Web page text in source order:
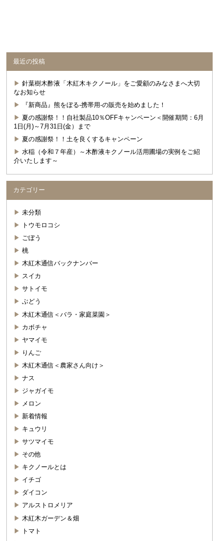
最近の投稿
針葉樹木酢液「木紅木キクノール」をご愛顧のみなさまへ大切
なお知らせ
『新商品』熊をぼる-携帯用-の販売を始めました！
夏の感謝祭！！自社製品10％OFFキャンペーン＜開催期間：6月
1日(月)～7月31日(金）まで
夏の感謝祭！！土を良くするキャンペーン
水稲（令和７年産）～木酢液キクノール活用圃場の実例をご紹
介いたします～
カテゴリー
未分類
トウモロコシ
ごぼう
桃
木紅木通信バックナンバー
スイカ
サトイモ
ぶどう
木紅木通信＜バラ・家庭菜園＞
カボチャ
ヤマイモ
りんご
木紅木通信＜農家さん向け＞
ナス
ジャガイモ
メロン
新着情報
キュウリ
サツマイモ
その他
キクノールとは
イチゴ
ダイコン
アルストロメリア
木紅木ガーデン＆畑
トマト